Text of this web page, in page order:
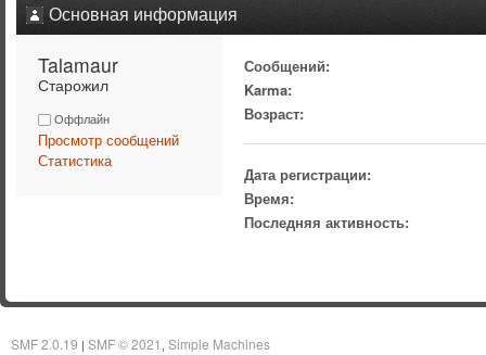
Основная информация
Talamaur
Старожил
Оффлайн
Просмотр сообщений
Статистика
Сообщений:
Karma:
Возраст:
Дата регистрации:
Время:
Последняя активность:
SMF 2.0.19 | SMF © 2021 Simple Machines